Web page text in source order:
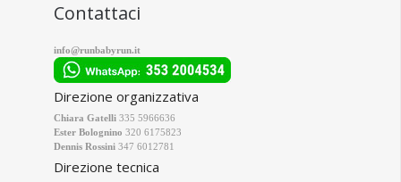
Contattaci
info@runbabyrun.it
Direzione organizzativa
Chiara Gatelli 335 5966636
Ester Bolognino 320 6175823
Dennis Rossini 347 6012781
Direzione tecnica